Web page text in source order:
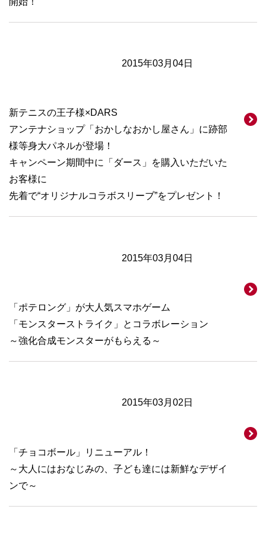
2015年03月04日
新テニスの王子様×DARS
アンテナショップ「おかしなおかし屋さん」に跡部
様等身大パネルが登場！
キャンペーン期間中に「ダース」を購入いただいた
お客様に
先着で“オリジナルコラボスリーブ”をプレゼント！
2015年03月04日
「ポテロング」が大人気スマホゲーム
「モンスターストライク」とコラボレーション
～強化合成モンスターがもらえる～
2015年03月02日
「チョコボール」リニューアル！
～大人にはおなじみの、子ども達には新鮮なデザイ
ンで～